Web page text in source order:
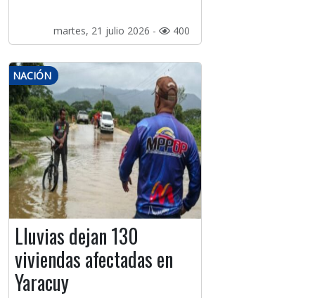
martes, 21 julio 2026 - 400
NACIÓN
Lluvias dejan 130
viviendas afectadas en
Yaracuy